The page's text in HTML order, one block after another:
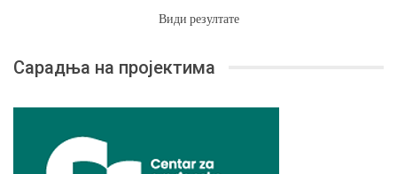
Види резултате
Сарадња на пројектима